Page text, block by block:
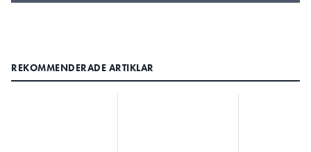
REKOMMENDERADE ARTIKLAR